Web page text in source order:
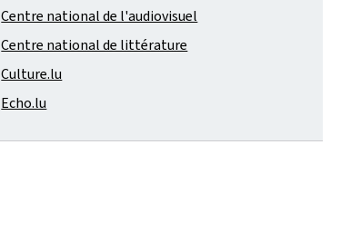
Centre national de l'audiovisuel
Centre national de littérature
Culture.lu
Echo.lu